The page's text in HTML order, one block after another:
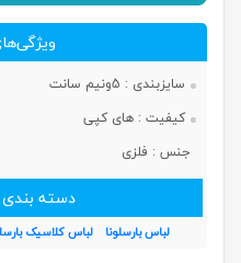
سایزبندی : 5ونیم سانت
کیفیت : های کپی
جنس : فلزی
دسته
لباس بارسلونا لباس کلاسیک